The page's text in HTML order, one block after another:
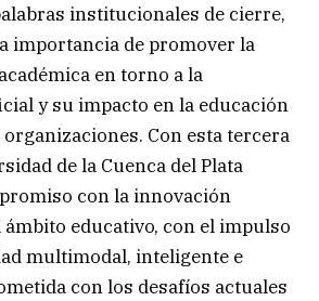
institucionales de cierre,
importancia de promover la
en torno a la
y su impacto en la educación
Con esta tercera
de la Cuenca del Plata
con la innovación
educativo, con el impulso
multimodal, inteligente e
con los desafíos actuales